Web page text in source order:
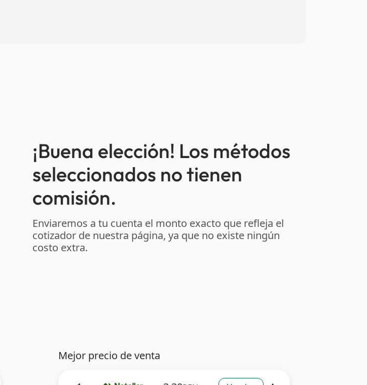
¡Buena elección! Los métodos
seleccionados no tienen
comisión.
Enviaremos a tu cuenta el monto exacto que refleja el
cotizador de nuestra página, ya que no existe ningún
costo extra.
Mejor precio de venta